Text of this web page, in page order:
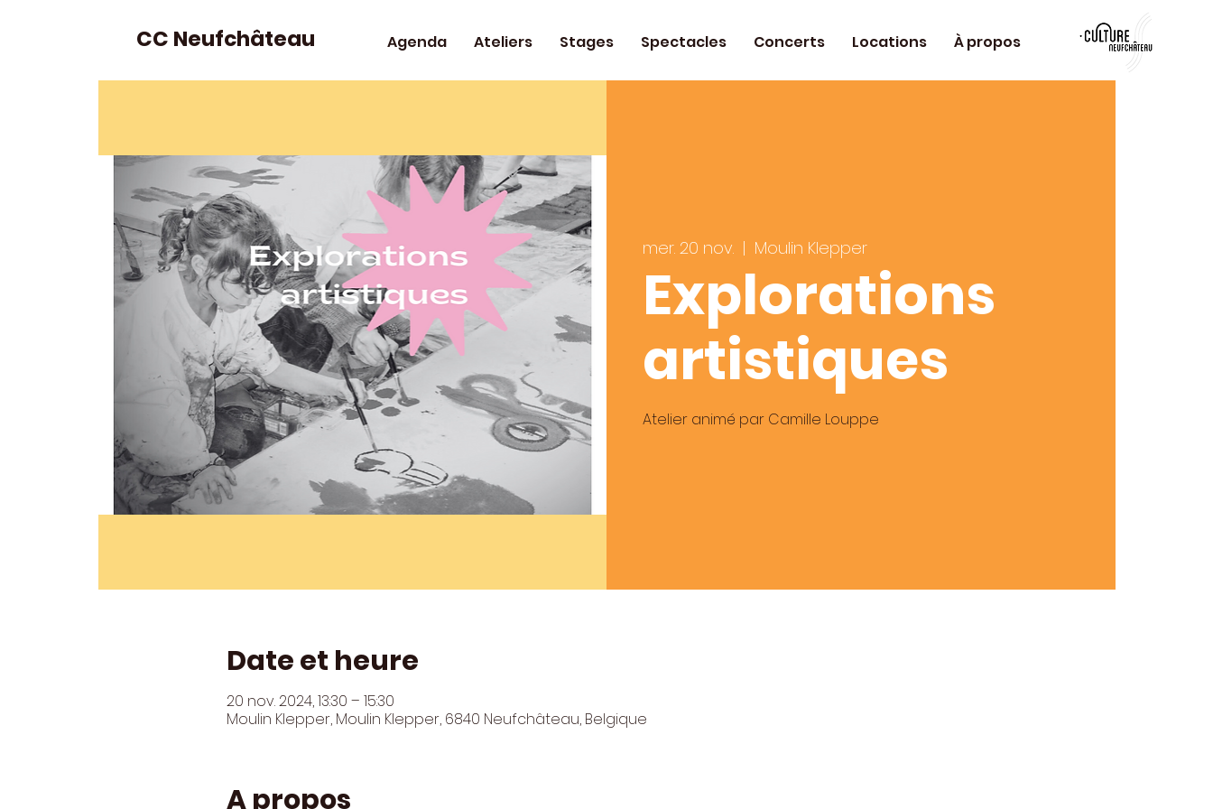
CC Neufchâteau Agenda Ateliers Stages Spectacles Concerts Locations À propos
mer. 20 nov.
  |
Moulin Klepper
Explorations
artistiques
Atelier animé par Camille Louppe
Date et heure
20 nov. 2024, 13:30 – 15:30
Moulin Klepper, Moulin Klepper, 6840 Neufchâteau, Belgique
A propos